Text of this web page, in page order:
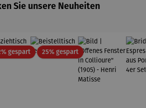
Sie unsere Neuheiten
gespartRabatt25% gespartRabatt